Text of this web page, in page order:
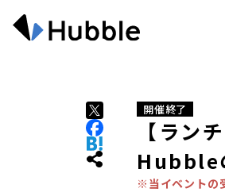
開催終了
【ラン
Hubble
※当イベントの